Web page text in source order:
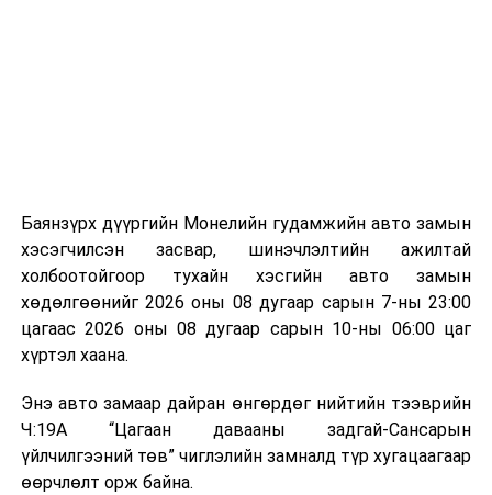
болон дулааны эрчим хүч үйлдвэрлэхэд ашиглаж
болдог. Зарим технологийн хувьд шаталтын дараа
үлдэх үнснээс фосфор зэрэг ашигт эрдсийг сэргээн
авах боломжтой аж.
байна. Тухайлбал, Германд лаг шатаах үйлдвэрээс
гарсан үнснээс фосфор сэргээн авах технологи
ашигладаг бол Нидерландад төвлөрсөн лаг
боловсруулах үйлдвэрүүдээр дулаан, цахилгаан
Баянзүрх дүүргийн Монелийн гудамжийн авто замын
хэсэгчилсэн засвар, шинэчлэлтийн ажилтай
холбоотойгоор тухайн хэсгийн авто замын
хөдөлгөөнийг 2026 оны 08 дугаар сарын 7-ны 23:00
цагаас 2026 оны 08 дугаар сарын 10-ны 06:00 цаг
хүртэл хаана.
Энэ авто замаар дайран өнгөрдөг нийтийн тээврийн
Ч:19А “Цагаан давааны задгай-Сансарын
үйлчилгээний төв” чиглэлийн замналд түр хугацаагаар
өөрчлөлт орж байна.